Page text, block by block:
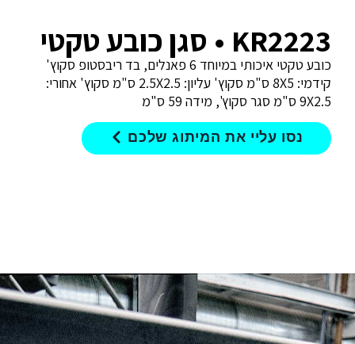
KR2223 • סגן כובע טקטי
כובע טקטי איכותי במיוחד 6 פאנלים, בד ריבסטופ סקוץ'
קידמי: 8X5 ס"מ סקוץ' עליון: 2.5X2.5 ס"מ סקוץ' אחורי:
9X2.5 ס"מ סגר סקוץ', מידה 59 ס"מ
נסו עליי את המיתוג שלכם